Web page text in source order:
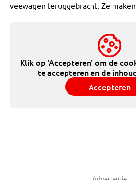
veewagen teruggebracht. Ze
Klik op 'Accepteren' om de
te accepteren en de
Accepteren
Advertentie